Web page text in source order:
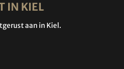
IN KIEL
aan in Kiel.